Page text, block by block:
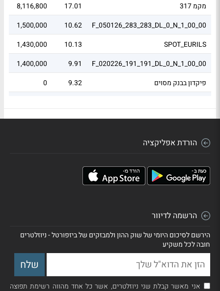
מקמ 317
17.01
8,116,800
F_050126_283_283_DL_0_N_1_00_00
10.62
1,500,000
SPOT_EURILS
10.13
1,430,000
F_020226_191_191_DL_0_N_1_00_00
9.91
1,400,000
פיקדון בבנק מסוים
9.32
0
הורדת אפליקציה
הרשמה לדיוור
הירשם לסיכום היומי של שוק ההון ולמבזקים של ביזפורטל - ניוזלטרים
חובה לכל משקיע
אני מאשר קבלת שני ניוזלטרים, אשר כל אחד מהווה רשימת תפוצה